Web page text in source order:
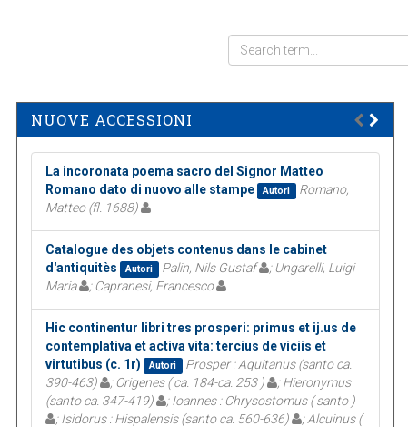
NUOVE ACCESSIONI
La incoronata poema sacro del Signor Matteo
Romano dato di nuovo alle stampe
Autori
Romano,
Matteo (fl. 1688)
Catalogue des objets contenus dans le cabinet
d'antiquitès
Autori Palin, Nils Gustaf
; Ungarelli, Luigi
Maria
; Capranesi, Francesco
Hic continentur libri tres prosperi: primus et ij.us de
contemplativa et activa vita: tercius de viciis et
virtutibus (c. 1r)
Autori
Prosper : Aquitanus (santo ca.
390-463)
; Origenes ( ca. 184-ca. 253 )
; Hieronymus
(santo ca. 347-419)
; Ioannes : Chrysostomus ( santo )
; Isidorus : Hispalensis (santo ca. 560-636)
; Alcuinus (